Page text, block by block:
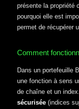
présente la propriété
pourquoi elle est
permet de récupérer
Comment
Dans un portefeuille
une fonction à sens
de chaîne et un
sécurisée (indices